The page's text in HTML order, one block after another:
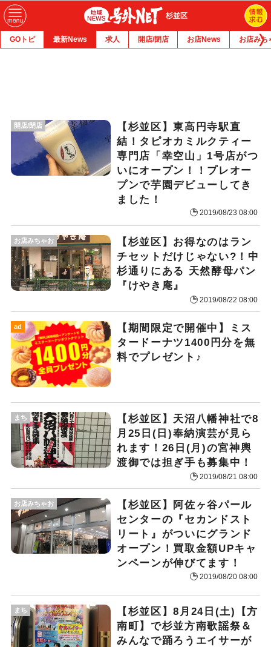
杉並区
GOトピ 最新News 求人 開店/閉店 お店News お店みち
開店/閉店
【杉並区】東高円寺駅直
結！タピオカミルクティー
専門店「幸空山」1号店がつ
いにオープン！！プレオー
プンで芋園デビューしてき
ました！
2019/08/23 08:00
【杉並区】お得なのはラン
チセットだけじゃない?！中
杉通りにある 天然酵母パン
『けやき庵』
2019/08/22 08:00
お店みちゃお
ad
【期間限定で開催中】ミス
タードーナツ1400円分を無
料でプレゼント♪
【杉並区】天沼八幡神社で8
月25日(日)奉納演芸が見ら
れます！26日(月)の宮神輿
渡御では担ぎ手も募集中！
2019/08/21 08:00
まち
【杉並区】阿佐ヶ谷パール
センターの『セカンドスト
リート』がついにグランド
オープン！買取金額UPキャ
ンペーンが伸びてます！
2019/08/20 08:00
お店みちゃお
【杉並区】8月24日(土)【方
南町】で杉並方南歌謡祭＆
みんなで踊ろうエイサーが
まち